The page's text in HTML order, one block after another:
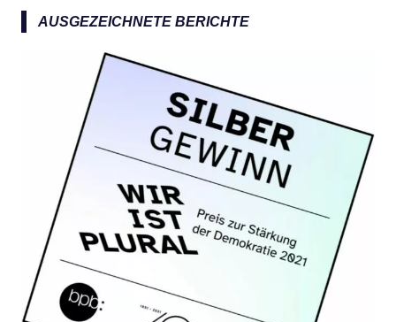
AUSGEZEICHNETE BERICHTE